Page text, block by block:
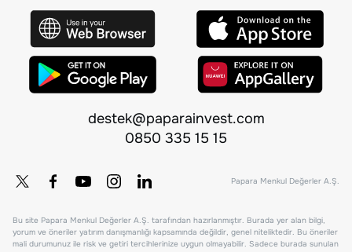
destek@paparainvest.com
0850 335 15 15
Papara Menkul Değerler A.Ş.
Bu site Papara Menkul Değerler A.Ş. tarafından hazırlanmıştır. Burada yer alan bilgi,
yorum ve öneriler yatırım danışmanlığı kapsamında değildir, genel niteliktedir. Bu öneriler
mali durumunuz ile risk ve getiri tercihlerinize uygun olmayabilir. Sadece burada sunulan